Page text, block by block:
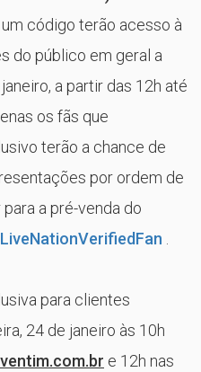
código terão acesso à
do público em geral a
a partir das 12h até
os fãs que
terão a chance de
por ordem de
a pré-venda do
LiveNationVerifiedFan
para clientes
24 de janeiro às 10h
e 12h nas